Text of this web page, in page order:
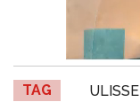
TAG ULISSE